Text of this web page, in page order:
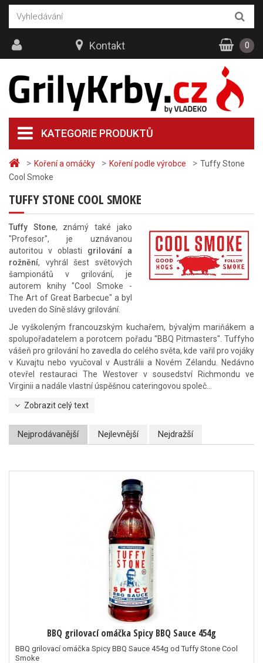
> Koření a omáčky > Koření podle výrobce > Tuffy Stone
Cool Smoke
TUFFY STONE COOL SMOKE
Tuffy Stone, známý také jako
"Profesor", je uznávanou
autoritou v oblasti grilování a
rožnění, vyhrál šest světových
šampionátů v grilování, je
autorem knihy "Cool Smoke -
The Art of Great Barbecue" a byl
uveden do Síně slávy grilování.
Je vyškoleným francouzským kuchařem, bývalým mariňákem a
spolupořadatelem a porotcem pořadu "BBQ Pitmasters". Tuffyho
vášeň pro grilování ho zavedla do celého světa, kde vařil pro vojáky
v Kuvajtu nebo vyučoval v Austrálii a Novém Zélandu. Nedávno
otevřel restauraci The Westover v sousedství Richmondu ve
Virginii a nadále vlastní úspěšnou cateringovou společ...
Zobrazit celý text
Nejprodávanější Nejlevnější Nejdražší
BBQ grilovací omáčka Spicy BBQ Sauce 454g
BBQ grilovací omáčka Spicy BBQ Sauce 454g od Tuffy Stone Cool
Smoke
KATEGORIE PRODUKTŮ
Kontakt 0